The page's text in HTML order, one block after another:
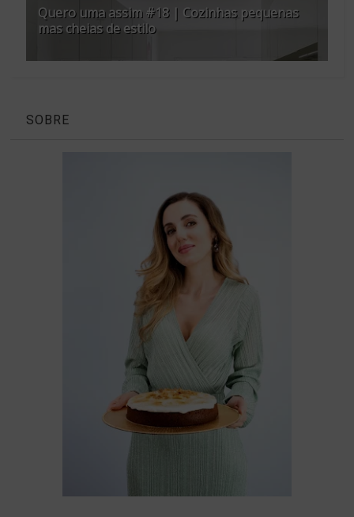
Quero uma assim #18 | Cozinhas pequenas
mas cheias de estilo
SOBRE